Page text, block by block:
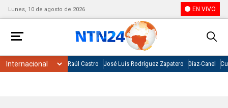
Lunes, 10 de agosto de 2026 EN VIVO
Raúl Castro José Luis Rodríguez Zapatero Díaz-Canel